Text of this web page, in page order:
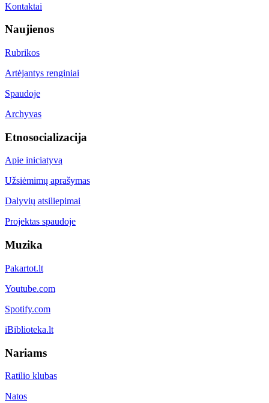
Kontaktai
Naujienos
Rubrikos
Artėjantys renginiai
Spaudoje
Archyvas
Etnosocializacija
Apie iniciatyvą
Užsiėmimų aprašymas
Dalyvių atsiliepimai
Projektas spaudoje
Muzika
Pakartot.lt
Youtube.com
Spotify.com
iBiblioteka.lt
Nariams
Ratilio klubas
Natos